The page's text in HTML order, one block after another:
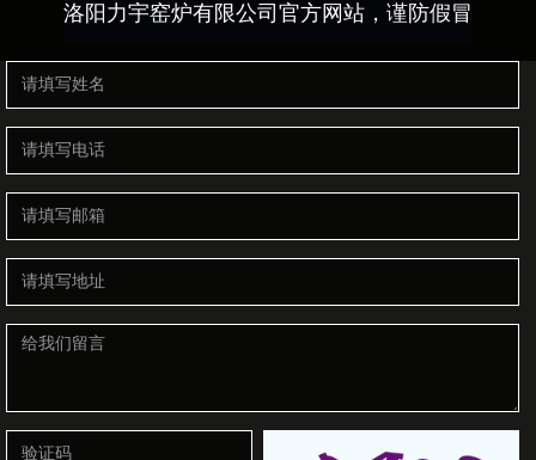
洛阳力宇窑炉有限公司官方网站，谨防假冒